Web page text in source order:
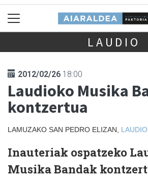
LAUDIO
2012/02/26 18:00
Laudioko Musika
kontzertua
LAMUZAKO SAN PEDRO ELIZAN, LAUDIO
Inauteriak ospatzeko
Musika Bandak